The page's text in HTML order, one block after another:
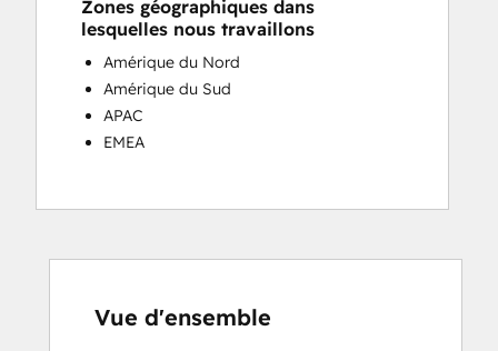
Zones géographiques dans
lesquelles nous travaillons
Amérique du Nord
Amérique du Sud
APAC
EMEA
Vue d'ensemble